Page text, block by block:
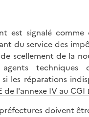
est signalé
du service des
scellement de la
techniques
les réparations
de l'annexe IV au CGI
doivent